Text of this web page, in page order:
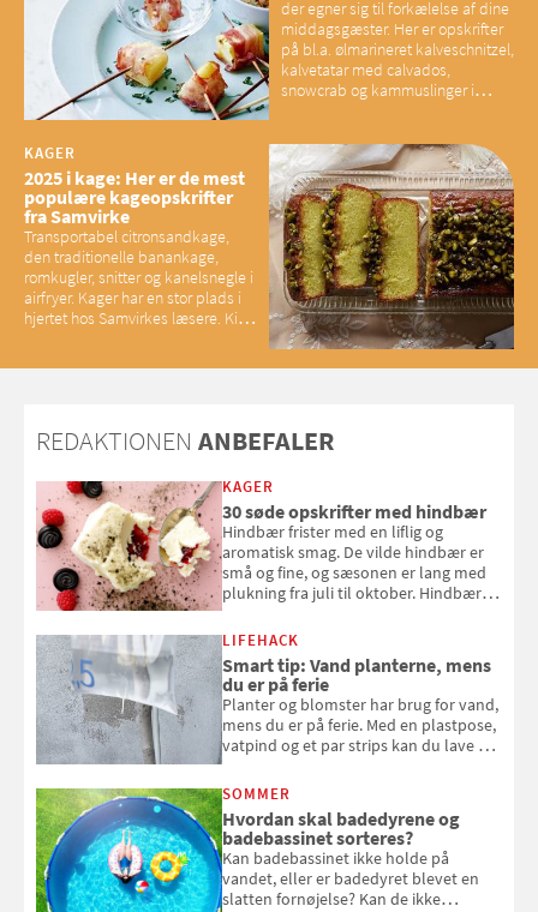
der egner sig til forkælelse af dine
middagsgæster. Her er opskrifter
på bl.a. ølmarineret kalveschnitzel,
kalvetatar med calvados,
snowcrab og kammuslinger i
KAGER
2025 i kage: Her er de mest
populære kageopskrifter
fra Samvirke
Transportabel citronsandkage,
den traditionelle banankage,
romkugler, snitter og kanelsnegle i
airfryer. Kager har en stor plads i
hjertet hos Samvirkes læsere. Kig
REDAKTIONEN ANBEFALER
KAGER
30 søde opskrifter med hindbær
Hindbær frister med en liflig og
aromatisk smag. De vilde hindbær er
små og fine, og sæsonen er lang med
plukning fra juli til oktober. Hindbær
kan bruge dine hindbær i alt fra
bagværk og salater til is og syltning.
LIFEHACK
Smart tip: Vand planterne, mens
du er på ferie
Planter og blomster har brug for vand,
mens du er på ferie. Med en plastpose,
vatpind og et par strips kan du lave dit
at bede naboen om at vande eller
SOMMER
Hvordan skal badedyrene og
badebassinet sorteres?
Kan badebassinet ikke holde på
vandet, eller er badedyret blevet en
slatten fornøjelse? Kan de ikke